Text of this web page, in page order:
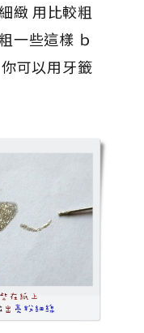
緻 用比較粗
一些這樣 ｂ
可以用牙籤